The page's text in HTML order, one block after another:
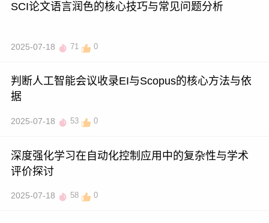
SCI论文语言润色的核心技巧与常见问题分析
2025-07-18 71 0
判断人工智能会议收录EI与Scopus的核心方法与依
据
2025-07-18 53 0
深度强化学习在自动化控制应用中的复杂性与学术
评价探讨
2025-07-18 58 0